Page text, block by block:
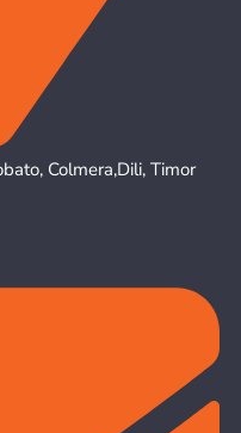
Colmera,Dili, Timor